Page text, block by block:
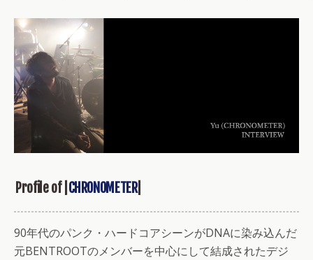
Profile of | CHRONOMETER|
90年代のパンク・ハードコアシーンがDNAに染み込んだ
元BENTROOTのメンバーを中心にして結成されたデジ